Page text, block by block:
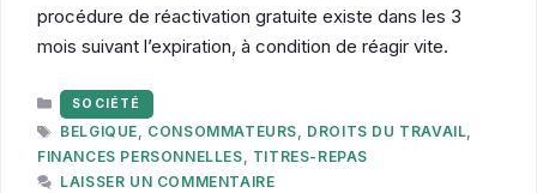
procédure de réactivation gratuite existe dans les 3
mois suivant l’expiration, à condition de réagir vite.
CATÉGORIES
SOCIÉTÉ
ÉTIQUETTES
BELGIQUE, CONSOMMATEURS, DROITS DU TRAVAIL,
FINANCES PERSONNELLES, TITRES-REPAS
LAISSER UN COMMENTAIRE